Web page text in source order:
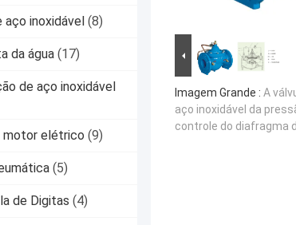
inoxidável (8)
da água (17)
de aço inoxidável
motor elétrico (9)
(5)
de Digitas (4)
Imagem Grande : A
aço inoxidável da
controle do diafragma